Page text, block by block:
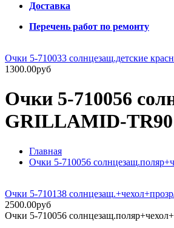
Доставка
Перечень работ по ремонту
Очки 5-710033 солнцезащ.детские
1300.00руб
Очки 5-710056
GRILLAMID-
Главная
Очки 5-710056
Очки 5-710138
2500.00руб
Очки 5-710056